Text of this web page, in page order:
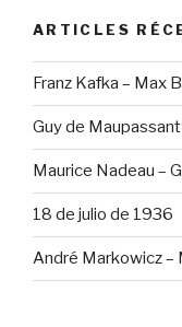
ARTICLES
Franz Kafka – Max
Guy de
Maurice Nadeau –
18 de julio de 1936
André Markowicz